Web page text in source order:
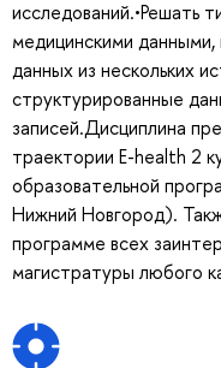
исследований.•Решать
медицинскими данными,
данных из нескольких
структурированные
записей.Дисциплина
траектории E-health 2
образовательной
Нижний Новгород).
программе всех
магистратуры любого